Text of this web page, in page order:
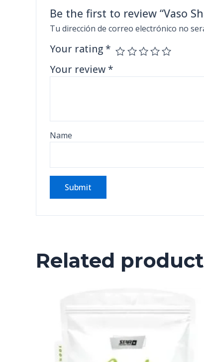
Be the first to review “Vaso
Tu dirección de correo electrónico no
Your rating *
Your review *
Name
Related